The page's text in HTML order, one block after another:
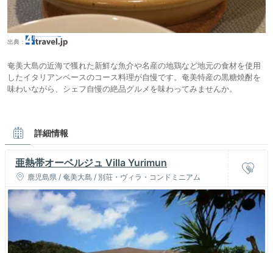
出典：
奄美大島の近海で獲れた新鮮な魚介や名産の地鶏など地元の食材を使用
したイタリアンベースのコース料理が自慢です。奄美特産の黒糖焼酎を
味わいながら、シェフ自慢の絶品グルメを味わってみませんか。
詳細情報
亜熱帯オーベルジュ Villa Yurimun
鹿児島県 / 奄美大島 / 別荘・ヴィラ・コンドミニアム